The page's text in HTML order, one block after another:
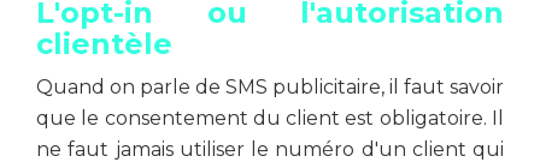
L'opt-in ou l'autorisation
clientèle
Quand on parle de SMS publicitaire, il faut savoir
que le consentement du client est obligatoire. Il
ne faut jamais utiliser le numéro d'un client qui